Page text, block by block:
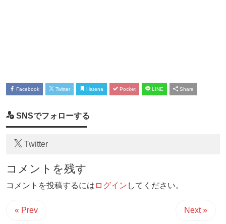
Facebook Twitter Hatena Pocket LINE Share
SNSでフォローする
Twitter
コメントを残す
コメントを投稿するには ログイン してください。
« Prev Next »